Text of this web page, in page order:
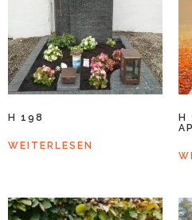
H 198
WEITERLESEN
H